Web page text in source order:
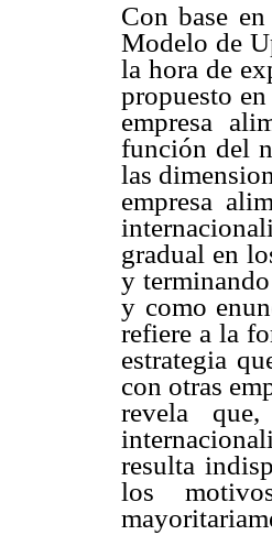
Con base
Modelo de
la hora de
propuesto
empresa
función del
las
empresa
gradual en
y
y como
refiere a la
estrategia
con otras
revela
resulta
los